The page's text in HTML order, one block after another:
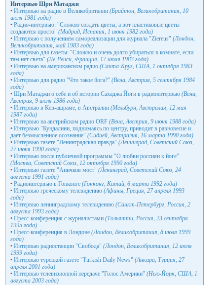
Интервью Шри Матаджи
• Интервью на радио в Великобритании (Брайтон, Великобритания, 10
июля 1981 года)
• Радио-интервью: "Сложно создать цветы, а вот пластиковые цветы
создаются просто" (Мадрид, Испания, 1 июня 1982 года)
• Интервью с получением самореализации для журнала "Ziereus" (Лондон,
Великобритания, май 1983 года)
• Интервью для газеты: "Сложно и очень долго убираться в комнате, если
там нет света" (Ле-Ренси, Франция, 17 июня 1983 года)
• Интервью на американском радио (Санта-Круз, США, 1 октября 1983
года)
• Интервью для радио "Что такое йога?" (Вена, Австрия, 5 сентября 1984
года)
• Шри Матаджи о себе и об истории Сахаджа Йоги в радиоинтервью (Вена,
Австрия, 9 июля 1986 года)
• Интервью в Кев-ашраме, в Австралии (Мельбурн, Австралия, 12 мая
1987 года)
• Интервью на австрийском радио ORF (Вена, Австрия, 9 июня 1988 года)
• Интервью "Кундалини, поднимаясь по центру, приводит в равновесие и
дает безмысленное осознание" (Сидней, Австралия, 16 марта 1990 года)
• Интервью газете "Ленинградская правда" (Ленинград, Советский Союз,
27 июня 1990 года)
• Интервью после публичной программы "О любви россиян к йоге"
(Москва, Советский Союз, 12 октября 1990 года)
• Интервью газете "Аничков мост" (Ленинград, Советский Союз, 24
августа 1991 года)
• Радиоинтервью в Гонконге (Гонконг, Китай, 6 марта 1992 года)
• Интервью греческому телевидению (Афины, Греция, 27 апреля 1993
года)
• Интервью ленинградскому телевидению (Санкт-Петербург, Россия, 2
августа 1993 года)
• Пресс-конференция с журналистами (Тольятти, Россия, 23 сентября
1995 года)
• Пресс-конференция в Лондоне (Лондон, Великобритания, 8 июля 1999
года)
• Интервью радиостанции "Свобода" (Лондон, Великобритания, 12 июля
1999 года)
• Интервью турецкой газете "Turkish Daily News" (Анкара, Турция, 27
апреля 2001 года)
• Интервью телевизионной передаче "Голос Америки" (Нью-Йорк, США, 1
августа 2003 года)